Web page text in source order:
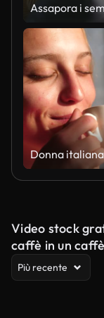
Video stock
caffè in un caffè
Più recente